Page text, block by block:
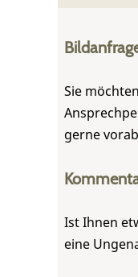
Sie
gerne
Ist Ihnen
eine